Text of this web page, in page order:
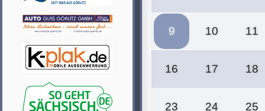
9 10 11
16 17 18
23 24 25